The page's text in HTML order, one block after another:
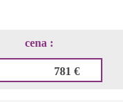
cena :
781 €